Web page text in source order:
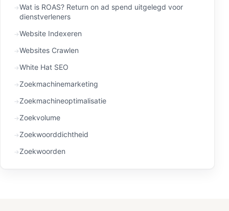
Wat is ROAS? Return on ad spend uitgelegd voor
dienstverleners
Website Indexeren
Websites Crawlen
White Hat SEO
Zoekmachinemarketing
Zoekmachineoptimalisatie
Zoekvolume
Zoekwoorddichtheid
Zoekwoorden